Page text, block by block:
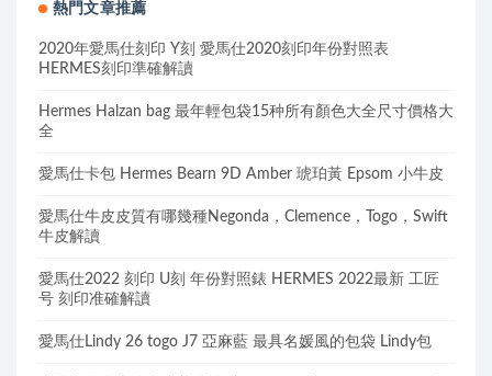
熱門文章推薦
2020年愛馬仕刻印 Y刻 愛馬仕2020刻印年份對照表
HERMES刻印準確解讀
Hermes Halzan bag 最年輕包袋15种所有顏色大全尺寸價格大
全
愛馬仕卡包 Hermes Bearn 9D Amber 琥珀黃 Epsom 小牛皮
愛馬仕牛皮皮質有哪幾種Negonda，Clemence，Togo，Swift
牛皮解讀
愛馬仕2022 刻印 U刻 年份對照錶 HERMES 2022最新 工匠
号 刻印准確解讀
愛馬仕Lindy 26 togo J7 亞麻藍 最具名媛風的包袋 Lindy包